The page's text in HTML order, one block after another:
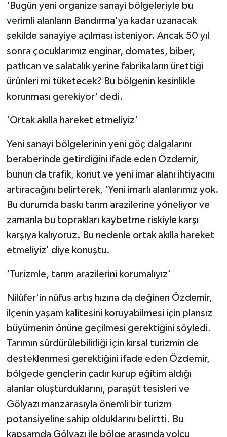
'Bugün yeni organize sanayi bölgeleriyle bu
verimli alanların Bandırma'ya kadar uzanacak
şekilde sanayiye açılması isteniyor. Ancak 50 yıl
sonra çocuklarımız enginar, domates, biber,
patlıcan ve salatalık yerine fabrikaların ürettiği
ürünleri mi tüketecek? Bu bölgenin kesinlikle
korunması gerekiyor' dedi.
'Ortak akılla hareket etmeliyiz'
Yeni sanayi bölgelerinin yeni göç dalgalarını
beraberinde getirdiğini ifade eden Özdemir,
bunun da trafik, konut ve yeni imar alanı ihtiyacını
artıracağını belirterek, 'Yeni imarlı alanlarımız yok.
Bu durumda baskı tarım arazilerine yöneliyor ve
zamanla bu toprakları kaybetme riskiyle karşı
karşıya kalıyoruz. Bu nedenle ortak akılla hareket
etmeliyiz' diye konuştu.
'Turizmle, tarım arazilerini korumalıyız'
Nilüfer'in nüfus artış hızına da değinen Özdemir,
ilçenin yaşam kalitesini koruyabilmesi için plansız
büyümenin önüne geçilmesi gerektiğini söyledi.
Tarımın sürdürülebilirliği için kırsal turizmin de
desteklenmesi gerektiğini ifade eden Özdemir,
bölgede gençlerin çadır kurup eğitim aldığı
alanlar oluşturduklarını, paraşüt tesisleri ve
Gölyazı manzarasıyla önemli bir turizm
potansiyeline sahip olduklarını belirtti. Bu
kapsamda Gölyazı ile bölge arasında yolcu